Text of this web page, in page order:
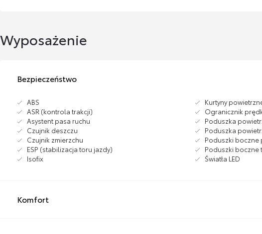
Wyposażenie
Bezpieczeństwo
ABS
ASR (kontrola trakcji)
Asystent pasa ruchu
Czujnik deszczu
Czujnik zmierzchu
ESP (stabilizacja toru jazdy)
Isofix
Kurtyny
Ogranicznik
Poduszka
Poduszka
Poduszki boczne
Poduszki boczne
Światła LED
Komfort